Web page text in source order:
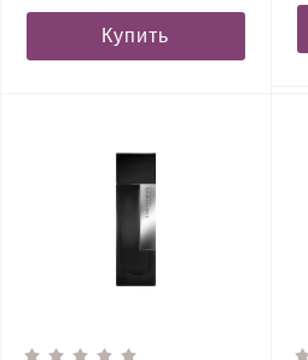
Купить